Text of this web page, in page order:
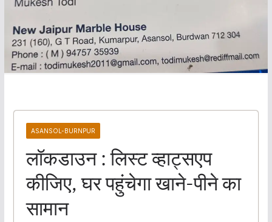
ASANSOL-BURNPUR
लॉकडाउन : लिस्ट व्हाट्सएप
कीजिए, घर पहुंचेगा खाने-पीने का
सामान